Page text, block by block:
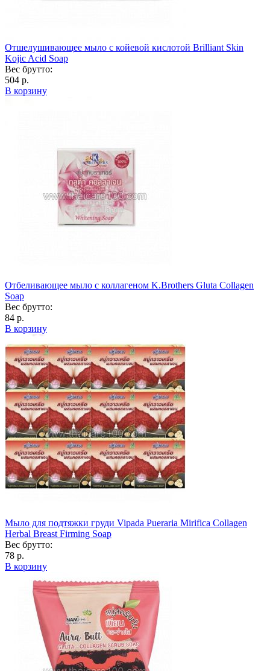
Отшелушивающее мыло с койевой кислотой Brilliant Skin
Kojic Acid Soap
Вес брутто:
504 р.
В корзину
Отбеливающее мыло с коллагеном K.Brothers Gluta Collagen
Soap
Вес брутто:
84 р.
В корзину
Мыло для подтяжки груди Vipada Pueraria Mirifica Collagen
Herbal Breast Firming Soap
Вес брутто:
78 р.
В корзину